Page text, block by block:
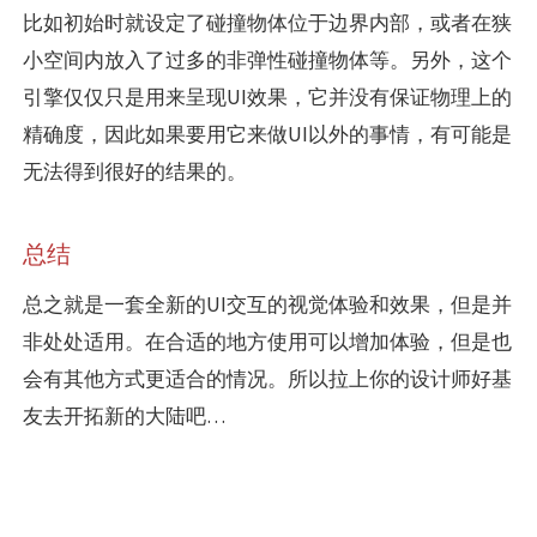
比如初始时就设定了碰撞物体位于边界内部，或者在狭
小空间内放入了过多的非弹性碰撞物体等。另外，这个
引擎仅仅只是用来呈现UI效果，它并没有保证物理上的
精确度，因此如果要用它来做UI以外的事情，有可能是
无法得到很好的结果的。
总结
总之就是一套全新的UI交互的视觉体验和效果，但是并
非处处适用。在合适的地方使用可以增加体验，但是也
会有其他方式更适合的情况。所以拉上你的设计师好基
友去开拓新的大陆吧…